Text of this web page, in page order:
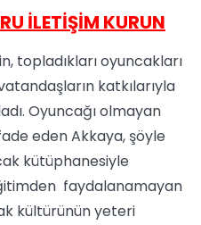
İLETİŞİM KURUN
topladıkları oyuncakları
katkılarıyla
Oyuncağı olmayan
eden Akkaya, şöyle
kütüphanesiyle
faydalanamayan
kültürünün yeteri